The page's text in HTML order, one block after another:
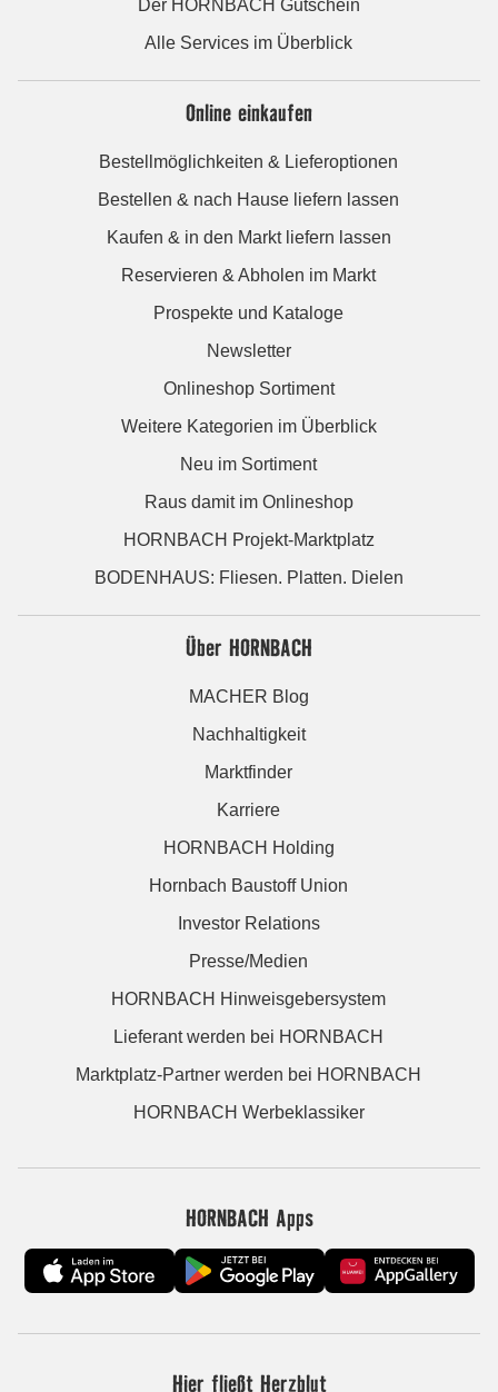
Der HORNBACH Gutschein
Alle Services im Überblick
Online einkaufen
Bestellmöglichkeiten & Lieferoptionen
Bestellen & nach Hause liefern lassen
Kaufen & in den Markt liefern lassen
Reservieren & Abholen im Markt
Prospekte und Kataloge
Newsletter
Onlineshop Sortiment
Weitere Kategorien im Überblick
Neu im Sortiment
Raus damit im Onlineshop
HORNBACH Projekt-Marktplatz
BODENHAUS: Fliesen. Platten. Dielen
Über HORNBACH
MACHER Blog
Nachhaltigkeit
Marktfinder
Karriere
HORNBACH Holding
Hornbach Baustoff Union
Investor Relations
Presse/Medien
HORNBACH Hinweisgebersystem
Lieferant werden bei HORNBACH
Marktplatz-Partner werden bei HORNBACH
HORNBACH Werbeklassiker
HORNBACH Apps
Hier fließt Herzblut